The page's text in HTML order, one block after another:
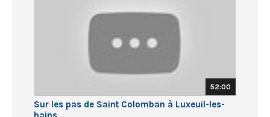
52:00
Sur les pas de Saint Colomban à Luxeuil-les-